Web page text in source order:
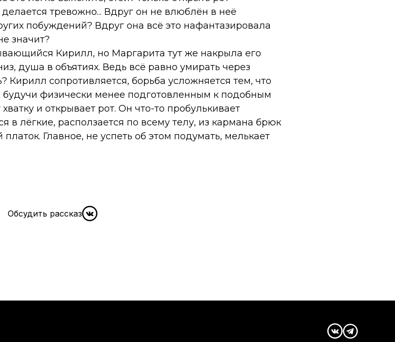
тревожно... Вдруг он не влюблён в неё
побуждений? Вдруг она всё это нафантазировала
значит?
Кирилл, но Маргарита тут же накрыла его
душа в объятиях. Ведь всё равно умирать через
Кирилл сопротивляется, борьба усложняется тем, что
будучи физически менее подготовленным к подобным
и открывает рот. Он что-то пробулькивает
в лёгкие, расползается по всему телу, из кармана брюк
Главное, не успеть об этом подумать, мелькает
Обсудить рассказ